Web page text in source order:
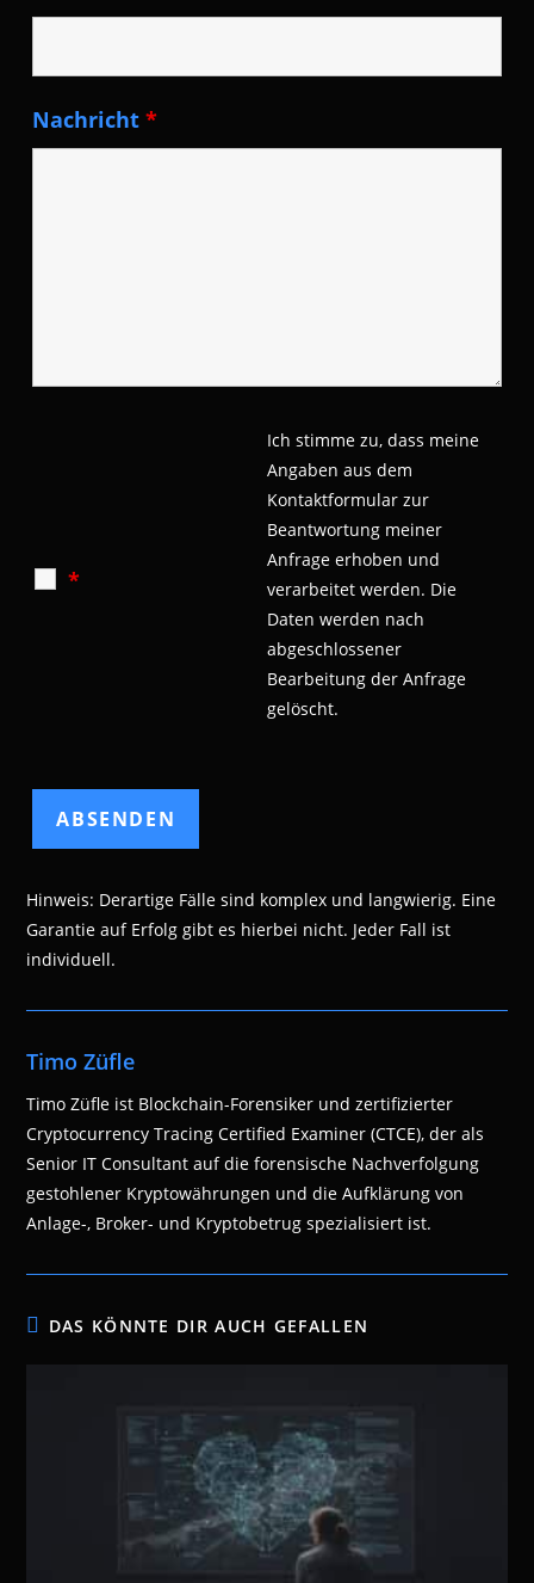
Nachricht*
*
Ich stimme zu, dass meine
Angaben aus dem
Kontaktformular zur
Beantwortung meiner
Anfrage erhoben und
verarbeitet werden. Die
Daten werden nach
abgeschlossener
Bearbeitung der Anfrage
gelöscht.
Hinweis: Derartige Fälle sind komplex und langwierig. Eine
Garantie auf Erfolg gibt es hierbei nicht. Jeder Fall ist
individuell.
Timo Züfle
Timo Züfle ist Blockchain-Forensiker und zertifizierter
Cryptocurrency Tracing Certified Examiner (CTCE), der als
Senior IT Consultant auf die forensische Nachverfolgung
gestohlener Kryptowährungen und die Aufklärung von
Anlage-, Broker- und Kryptobetrug spezialisiert ist.
DAS KÖNNTE DIR AUCH GEFALLEN